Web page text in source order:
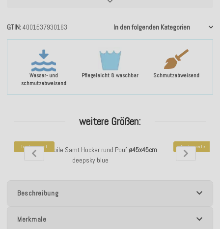
Wasser- und
schmutzabweisend
Pflegeleicht & waschbar Schmutzabweisend
GTIN 4001537930163 In den folgenden Kategorien
weitere Größen:
Top bewertet
H.O.C.K. Nobile Samt Hocker rund Pouf ø45x45cm
deepsky blue
Top bewertet
H.O.C.K.
Beschreibung
Merkmale